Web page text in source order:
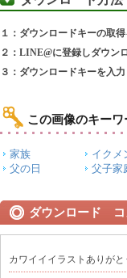
１：ダウンロードキーの取
２：LINE@に登録しダウン
３：ダウンロードキーを入
この画像のキーワ
家族 イクメ
父の日
父子家
ダウンロード コ
カワイイイラストありがと